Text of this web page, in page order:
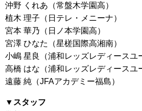
沖野 くれあ（常盤木学園高）
植木 理子（日テレ・メニーナ）
宮本 華乃（日ノ本学園高）
宮澤 ひなた（星槎国際高湘南）
小嶋 星良（浦和レッズレディースユ
高橋 はな（浦和レッズレディースユ
遠藤 純（JFAアカデミー福島）
▼スタッフ